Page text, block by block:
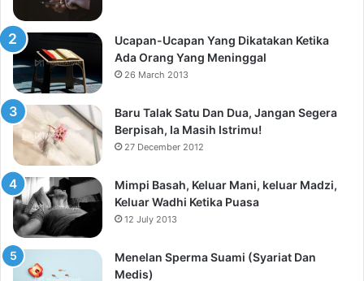
Ucapan-Ucapan Yang Dikatakan Ketika
Ada Orang Yang Meninggal
26 March 2013
Baru Talak Satu Dan Dua, Jangan Segera
Berpisah, Ia Masih Istrimu!
27 December 2012
Mimpi Basah, Keluar Mani, keluar Madzi,
Keluar Wadhi Ketika Puasa
12 July 2013
Menelan Sperma Suami (Syariat Dan
Medis)